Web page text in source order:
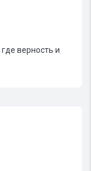
верность и